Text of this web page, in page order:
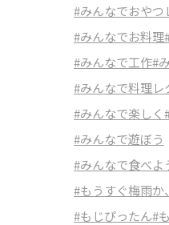
#みんなでおやつ
#みんなでお料理
#みんなで工作#
#みんなで料理レ
#みんなで楽しく
#みんなで遊ぼう
#みんなで食べよ
#もうすぐ梅雨か
#もじぴったん#